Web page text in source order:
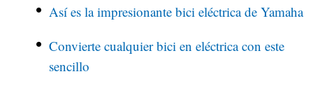
Así es la impresionante bici eléctrica de Yamaha
Convierte cualquier bici en eléctrica con este
sencillo